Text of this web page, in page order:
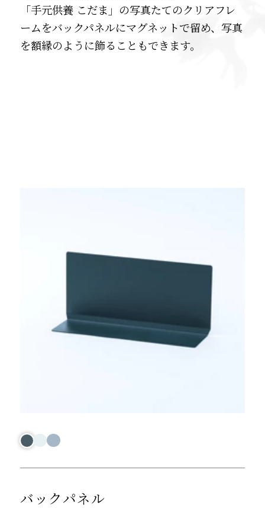
「手元供養 こだま」の写真たてのクリアフレ
ームをバックパネルにマグネットで留め、写真
を額縁のように飾ることもできます。
バックパネル